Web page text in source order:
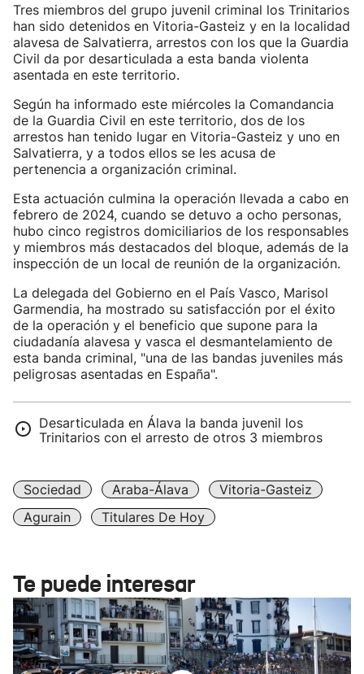
Tres miembros del grupo juvenil criminal los Trinitarios
han sido detenidos en Vitoria-Gasteiz y en la localidad
alavesa de Salvatierra, arrestos con los que la Guardia
Civil da por desarticulada a esta banda violenta
asentada en este territorio.
Según ha informado este miércoles la Comandancia
de la Guardia Civil en este territorio, dos de los
arrestos han tenido lugar en Vitoria-Gasteiz y uno en
Salvatierra, y a todos ellos se les acusa de
pertenencia a organización criminal.
Esta actuación culmina la operación llevada a cabo en
febrero de 2024, cuando se detuvo a ocho personas,
hubo cinco registros domiciliarios de los responsables
y miembros más destacados del bloque, además de la
inspección de un local de reunión de la organización.
La delegada del Gobierno en el País Vasco, Marisol
Garmendia, ha mostrado su satisfacción por el éxito
de la operación y el beneficio que supone para la
ciudadanía alavesa y vasca el desmantelamiento de
esta banda criminal, "una de las bandas juveniles más
peligrosas asentadas en España".
Desarticulada en Álava la banda juvenil los
Trinitarios con el arresto de otros 3 miembros
Sociedad Araba-Álava
Vitoria-Gasteiz
Agurain
Titulares De Hoy
Te puede interesar